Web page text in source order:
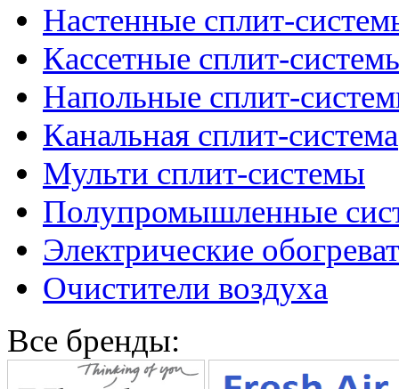
Настенные сплит-
Кассетные сплит-
Напольные сплит-
Канальная сплит-система
Мульти сплит-системы
Полупромышленные
Электрические
Очистители воздуха
Все бренды: